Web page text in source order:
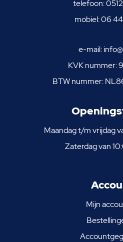
telefoon:
mobiel:06
e-mail:
KVK nummer:
BTW nummer:
Maandag t/m vrijdag
Zaterdag van
Mijn